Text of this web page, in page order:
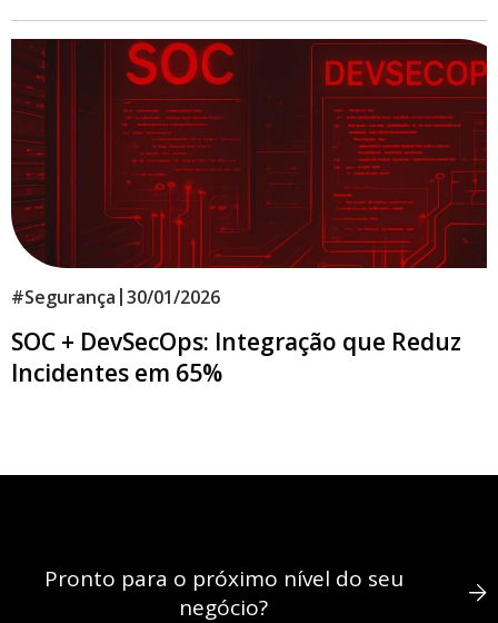
#Segurança |30/01/2026
SOC + DevSecOps: Integração que Reduz
Incidentes em 65%
Pronto para o próximo nível do seu
negócio?